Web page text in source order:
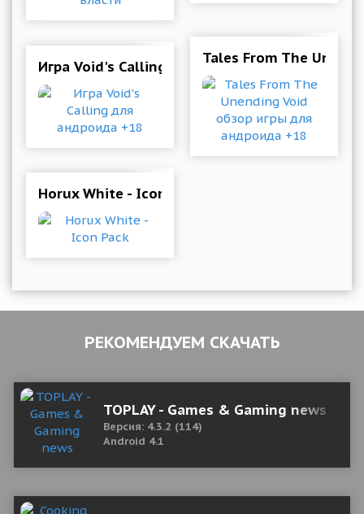
Игра Void's Calling для андроида +18
Tales From The
Horux White - Icon Pack
РЕКОМЕНДУЕМ СКАЧАТЬ
TOPLAY - Games & Gaming news
Версия: 4.3.2 (114)
Android 4.1